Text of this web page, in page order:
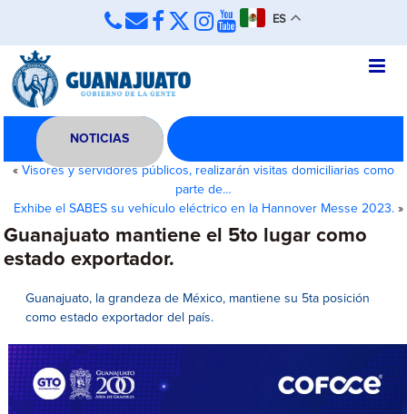
ES
NOTICIAS
« Visores y servidores públicos, realizarán visitas domiciliarias como
parte de…
Exhibe el SABES su vehículo eléctrico en la Hannover Messe 2023.»
Guanajuato mantiene el 5to lugar como
estado exportador.
Guanajuato, la grandeza de México, mantiene su 5ta posición
como estado exportador del país.